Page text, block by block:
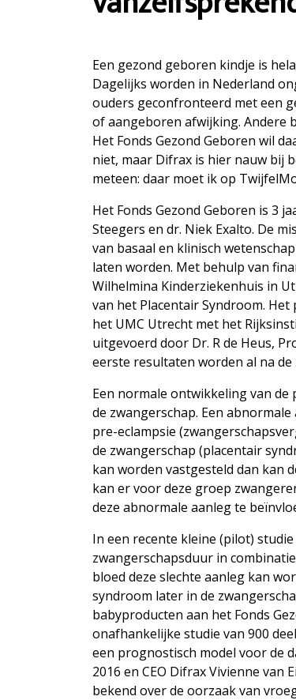
Een gezond geboren kindje is
Dagelijks worden in Nederland
ouders geconfronteerd met een
of aangeboren afwijking. Andere
Het Fonds Gezond Geboren wil
niet, maar Difrax is hier nauw bij
meteen: daar moet ik op
Het Fonds Gezond Geboren is 3
Steegers en dr. Niek Exalto. De
van basaal en klinisch
laten worden. Met behulp van
Wilhelmina Kinderziekenhuis in
van het Placentair Syndroom.
het UMC Utrecht met het
uitgevoerd door Dr. R de Heus,
eerste resultaten worden al na de
Een normale ontwikkeling van de
de zwangerschap. Een
pre-eclampsie
de zwangerschap (placentair
kan worden vastgesteld dan kan
kan er voor deze groep
deze abnormale aanleg te
In een recente kleine (pilot)
zwangerschapsduur in
bloed deze slechte aanleg kan
syndroom later in de
babyproducten aan het Fonds
onafhankelijke studie van 900
een prognostisch model voor de
2016 en CEO Difrax Vivienne van
bekend over de oorzaak van